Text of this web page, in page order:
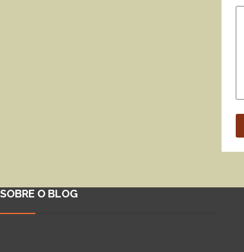
SOBRE O BLOG